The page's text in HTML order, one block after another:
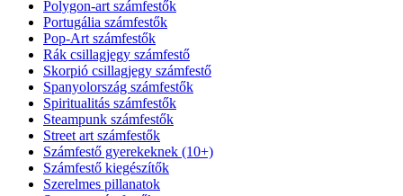
Polygon-art számfestők
Portugália számfestők
Pop-Art számfestők
Rák csillagjegy számfestő
Skorpió csillagjegy számfestő
Spanyolország számfestők
Spiritualitás számfestők
Steampunk számfestők
Street art számfestők
Számfestő gyerekeknek (10+)
Számfestő kiegészítők
Szerelmes pillanatok